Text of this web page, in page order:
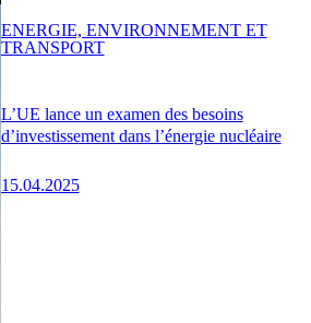
L’UE lance un examen des besoins
d’investissement dans l’énergie nucléaire
15.04.2025
ENERGIE, ENVIRONNEMENT ET
TRANSPORT